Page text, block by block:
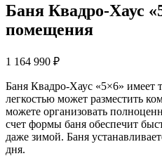
Баня Квадро-Хаус
помещения
1 164 990 ₽
Баня Квадро-Хаус «5×6»
легкостью может разместить
можете организовать
счет формы баня обеспечит
даже зимой. Баня
дня.